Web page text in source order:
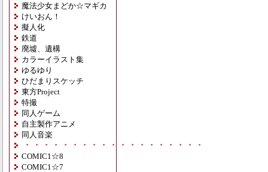
魔法少女まどか☆マギカ
けいおん！
擬人化
鉄道
廃墟、遺構
カラーイラスト集
ゆるゆり
ひだまりスケッチ
東方Project
特撮
同人ゲーム
自主製作アニメ
同人音楽
・・・・・・・・・・・・・・・・・・・
COMIC1☆8
COMIC1☆7